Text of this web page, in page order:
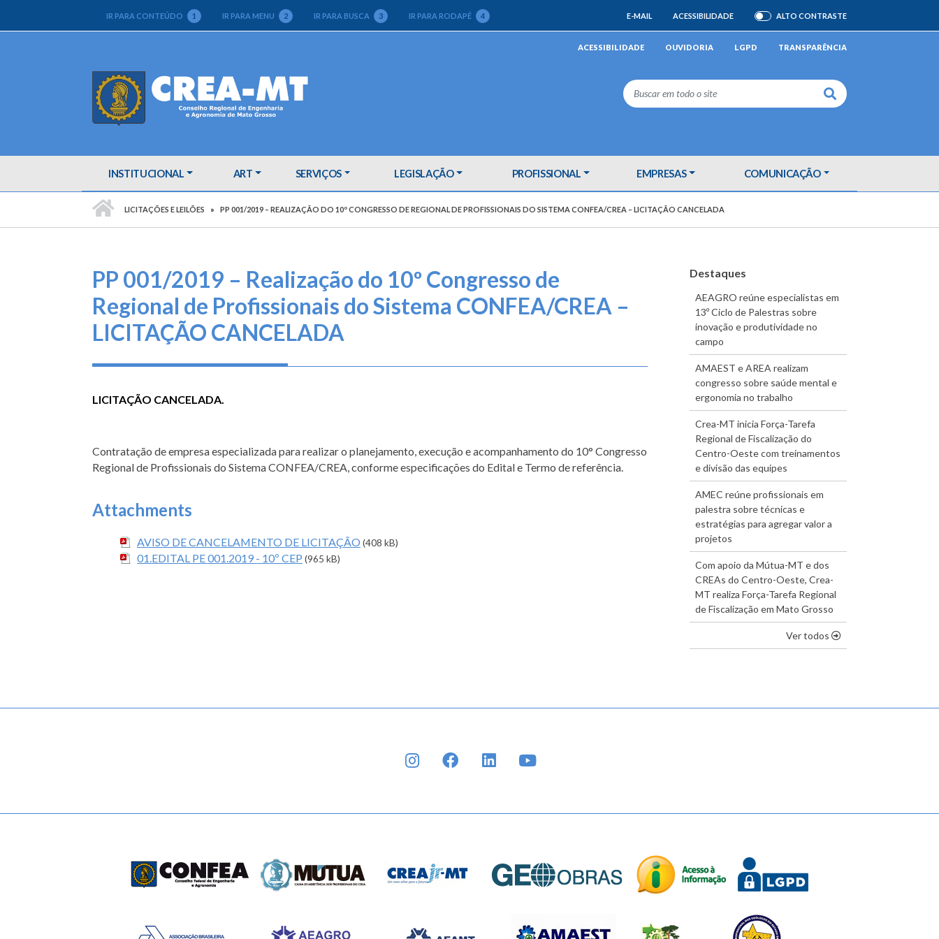
IR PARA CONTEÚDO 1 IR PARA MENU 2 IR PARA BUSCA 3 IR PARA RODAPÉ 4 E-MAIL ACESSIBILIDADE ATIVAR/DESATIVAR
ALTO CONTRASTE
ACESSIBILIDADE OUVIDORIA LGPD TRANSPARÊNCIA
Buscar
INSTITUCIONAL ART SERVIÇOS LEGISLAÇÃO PROFISSIONAL EMPRESAS COMUNICAÇÃO
LICITAÇÕES E LEILÕES PP 001/2019 – REALIZAÇÃO DO 10º CONGRESSO DE REGIONAL DE PROFISSIONAIS DO SISTEMA CONFEA/CREA – LICITAÇÃO CANCELADA
PP 001/2019 – Realização do 10º Congresso de
Regional de Profissionais do Sistema CONFEA/CREA –
LICITAÇÃO CANCELADA
LICITAÇÃO CANCELADA.
Contratação de empresa especializada para realizar o planejamento, execução e acompanhamento do 10° Congresso
Regional de Profissionais do Sistema CONFEA/CREA, conforme especificações do Edital e Termo de referência.
Attachments
AVISO DE CANCELAMENTO DE LICITAÇÃO (408 kB)
01.EDITAL PE 001.2019 - 10º CEP (965 kB)
Destaques
AEAGRO reúne especialistas em
13º Ciclo de Palestras sobre
inovação e produtividade no
campo
AMAEST e AREA realizam
congresso sobre saúde mental e
ergonomia no trabalho
Crea-MT inicia Força-Tarefa
Regional de Fiscalização do
Centro-Oeste com treinamentos
e divisão das equipes
AMEC reúne profissionais em
palestra sobre técnicas e
estratégias para agregar valor a
projetos
Com apoio da Mútua-MT e dos
CREAs do Centro-Oeste, Crea-
MT realiza Força-Tarefa Regional
de Fiscalização em Mato Grosso
Ver todos os destaques
INSTAGRAMFACEBOOKLINKEDIN